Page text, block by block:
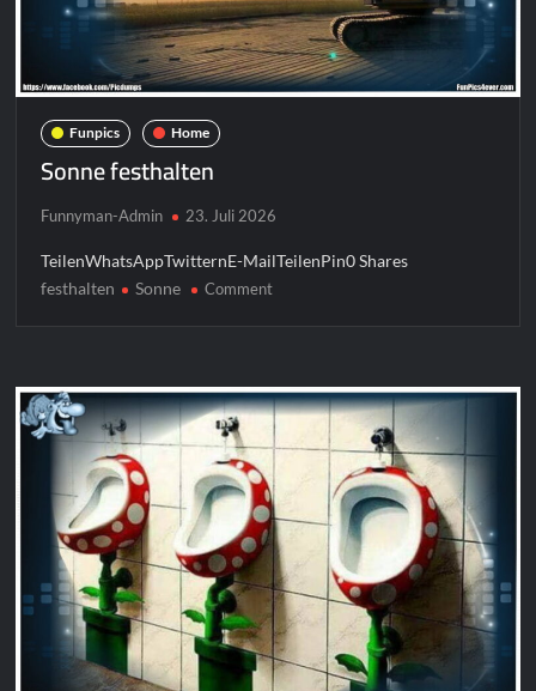
Funpics Home
Sonne festhalten
Funnyman-Admin 23. Juli 2026
TeilenWhatsAppTwitternE-MailTeilenPin0 Shares
festhalten
Sonne Commenton